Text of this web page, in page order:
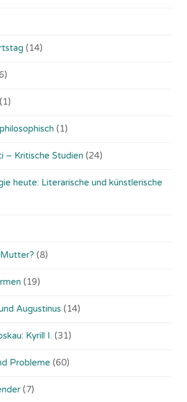
(14)
(1)
(1)
– Kritische Studien (24)
heute: Literarische und künstlerische
(8)
(19)
Augustinus (14)
Kyrill I. (31)
Probleme (60)
(7)